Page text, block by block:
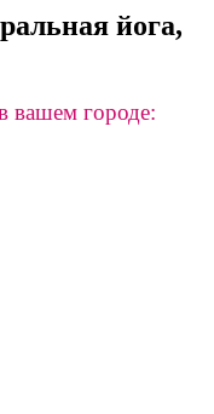
йога,
вашем городе: